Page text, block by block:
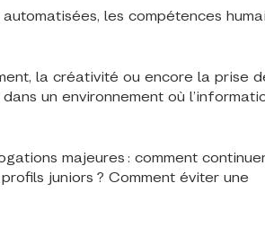
les compétences
la créativité ou encore la prise
un environnement où
majeures : comment
juniors ? Comment éviter une